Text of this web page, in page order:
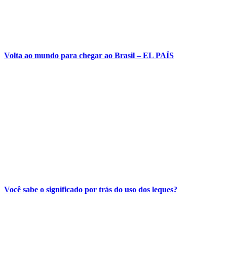
Volta ao mundo para chegar ao Brasil – EL PAÍS
Você sabe o significado por trás do uso dos leques?